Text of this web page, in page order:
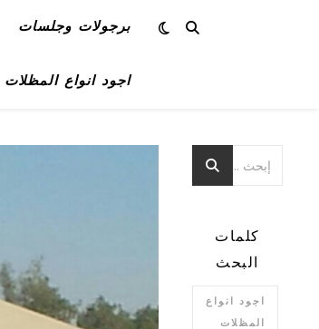
برجولات وجلسات
اجود انواع المظلات
كلمات
البحث
اجود انواع
المظلات